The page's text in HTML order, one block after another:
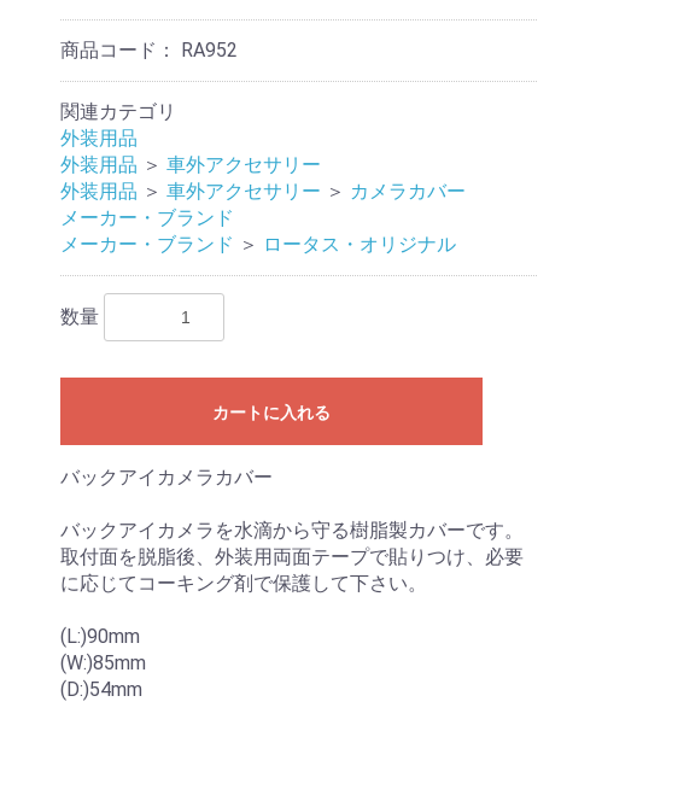
商品コード： RA952
関連カテゴリ
外装用品
外装用品 ＞ 車外アクセサリー
外装用品 ＞ 車外アクセサリー ＞ カメラカバー
メーカー・ブランド
メーカー・ブランド ＞ ロータス・オリジナル
数量
カートに入れる
バックアイカメラカバー
バックアイカメラを水滴から守る樹脂製カバーです。
取付面を脱脂後、外装用両面テープで貼りつけ、必要
に応じてコーキング剤で保護して下さい。
(L:)90mm
(W:)85mm
(D:)54mm